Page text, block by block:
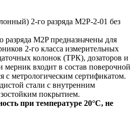
2-го разряда М2Р-2-01 без
М2P предназначены для
2-го класса измерительных
колонок (ТРК), дозаторов и
мерник входит в состав поверочной
с метрологическим сертификатом.
стали с внутренним
покрытием.
при температуре 20°С, не